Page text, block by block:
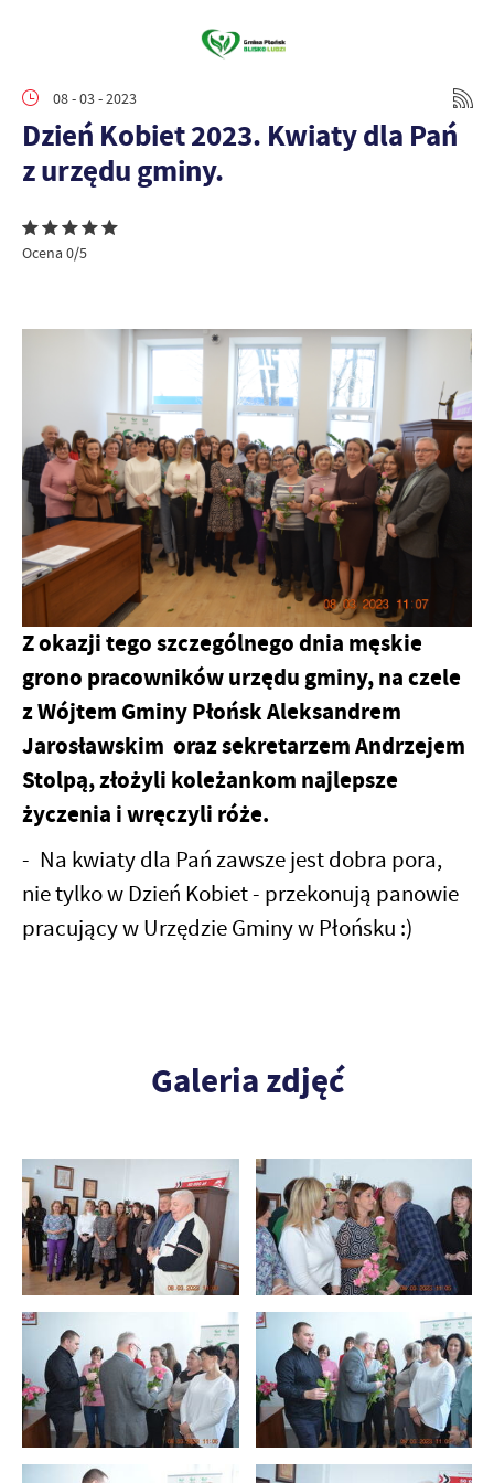
08 - 03 - 2023
Dzień Kobiet 2023. Kwiaty dla Pań
z urzędu gminy.
Ocena 0/5
Z okazji tego szczególnego dnia męskie
grono pracowników urzędu gminy, na czele
z Wójtem Gminy Płońsk Aleksandrem
Jarosławskim oraz sekretarzem Andrzejem
Stolpą, złożyli koleżankom najlepsze
życzenia i wręczyli róże.
- Na kwiaty dla Pań zawsze jest dobra pora,
nie tylko w Dzień Kobiet - przekonują panowie
pracujący w Urzędzie Gminy w Płońsku :)
Galeria zdjęć